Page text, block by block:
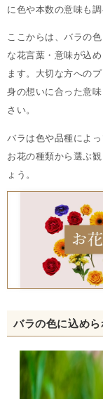
に色や本数の意味も
ここからは、バラの
な花言葉・意味が込
ます。大切な方への
身の想いに合った意
さい。
バラは色や品種によ
お花の種類から選ぶ
ょう。
バラの色に込め